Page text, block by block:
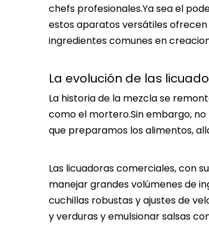
chefs profesionales.Ya sea el
estos aparatos versátiles
ingredientes comunes en
La evolución de las
La historia de la mezcla se
como el mortero.Sin embargo,
que preparamos los alimentos,
Las licuadoras comerciales, con
manejar grandes volúmenes de
cuchillas robustas y ajustes de
y verduras y emulsionar salsas